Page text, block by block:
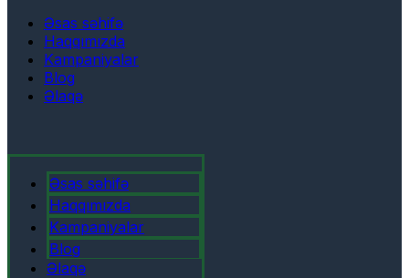
Əsas səhifə
Haqqımızda
Kampaniyalar
Blog
Əlaqə
Əsas səhifə
Haqqımızda
Kampaniyalar
Blog
Əlaqə